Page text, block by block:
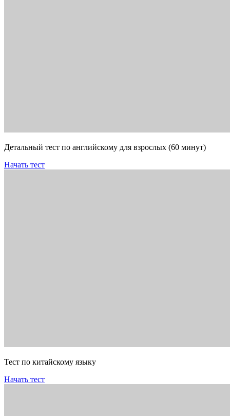
Детальный тест по английскому для взрослых (60 минут)
Начать тест
Тест по китайскому языку
Начать тест